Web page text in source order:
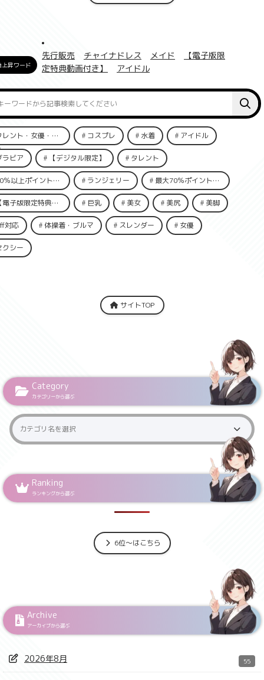
昇ワード
先行販売 チャイナドレス メイド
【電子版限
定特典動画付き】
アイドル
ント・女優・俳優 コスプレ 水着 アイドル
ラビア 【デジタル限定】 タレント
以上ポイント還元 ランジェリー 最大70％ポイント還元
子版限定特典動画付き】 巨乳 美女 美尻 美脚
対応 体操着・ブルマ スレンダー 女優
クシー
サイトTOP
Category
カテゴリーから選ぶ
Ranking
ランキングから選ぶ
6位～はこちら
Archive
アーカイブから選ぶ
2026年8月 55